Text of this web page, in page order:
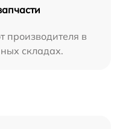
производителя в
складах.